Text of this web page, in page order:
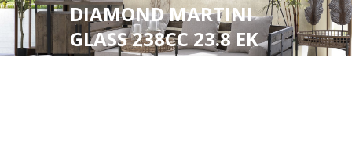
DIAMOND MARTINI
GLASS 238CC 23.8 EK
P/288 GB6.OB24.